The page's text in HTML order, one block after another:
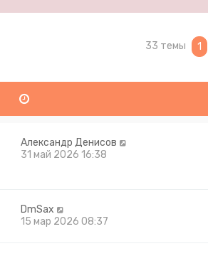
33 темы 1
Александр Денисов
31 май 2026 16:38
DmSax
15 мар 2026 08:37